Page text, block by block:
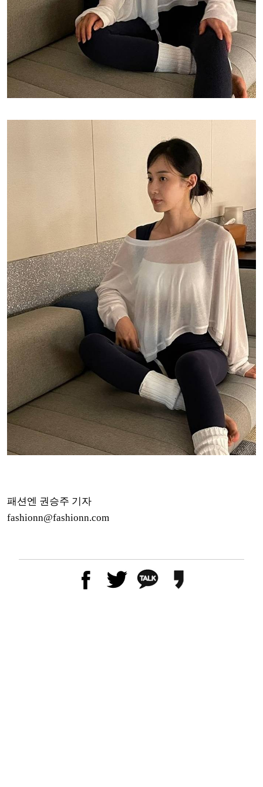
패션엔 권승주 기자
fashionn@fashionn.com